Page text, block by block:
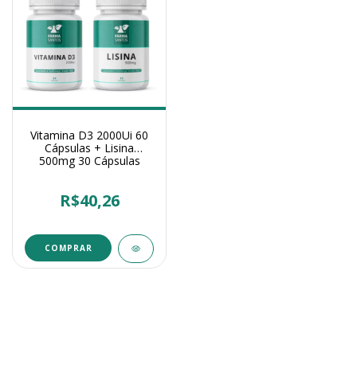
Vitamina D3 2000Ui 60
Cápsulas + Lisina
500mg 30 Cápsulas
R$40,26